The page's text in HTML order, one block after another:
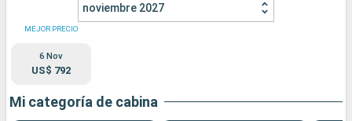
noviembre 2027
MEJOR PRECIO
6 Nov
US$ 792
Mi categoría de cabina
Puertos